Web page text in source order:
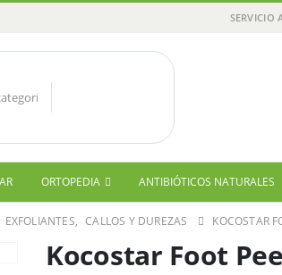
SERVICIO
ORTOPEDIA ANTIBIÓTICOS NATURALES
EXFOLIANTES, CALLOS Y DUREZAS KOCOSTAR
Kocostar Foot